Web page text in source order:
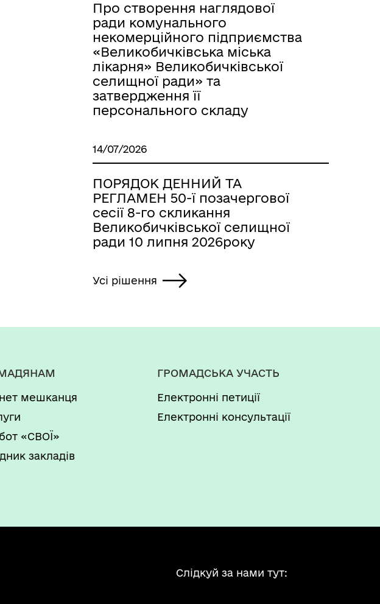
Про створення наглядової
ради комунального
некомерційного підприємства
«Великобичківська міська
лікарня» Великобичківської
селищної ради» та
затвердження її
персонального складу
14/07/2026
ПОРЯДОК ДЕННИЙ ТА
РЕГЛАМЕН 50-ї позачергової
сесії 8-го скликання
Великобичківської селищної
ради 10 липня 2026року
Усі рішення
мешканця
«СВОЇ»
закладів
ГРОМАДСЬКА УЧАСТЬ
Електронні петиції
Електронні консультації
Слідкуй за нами тут: